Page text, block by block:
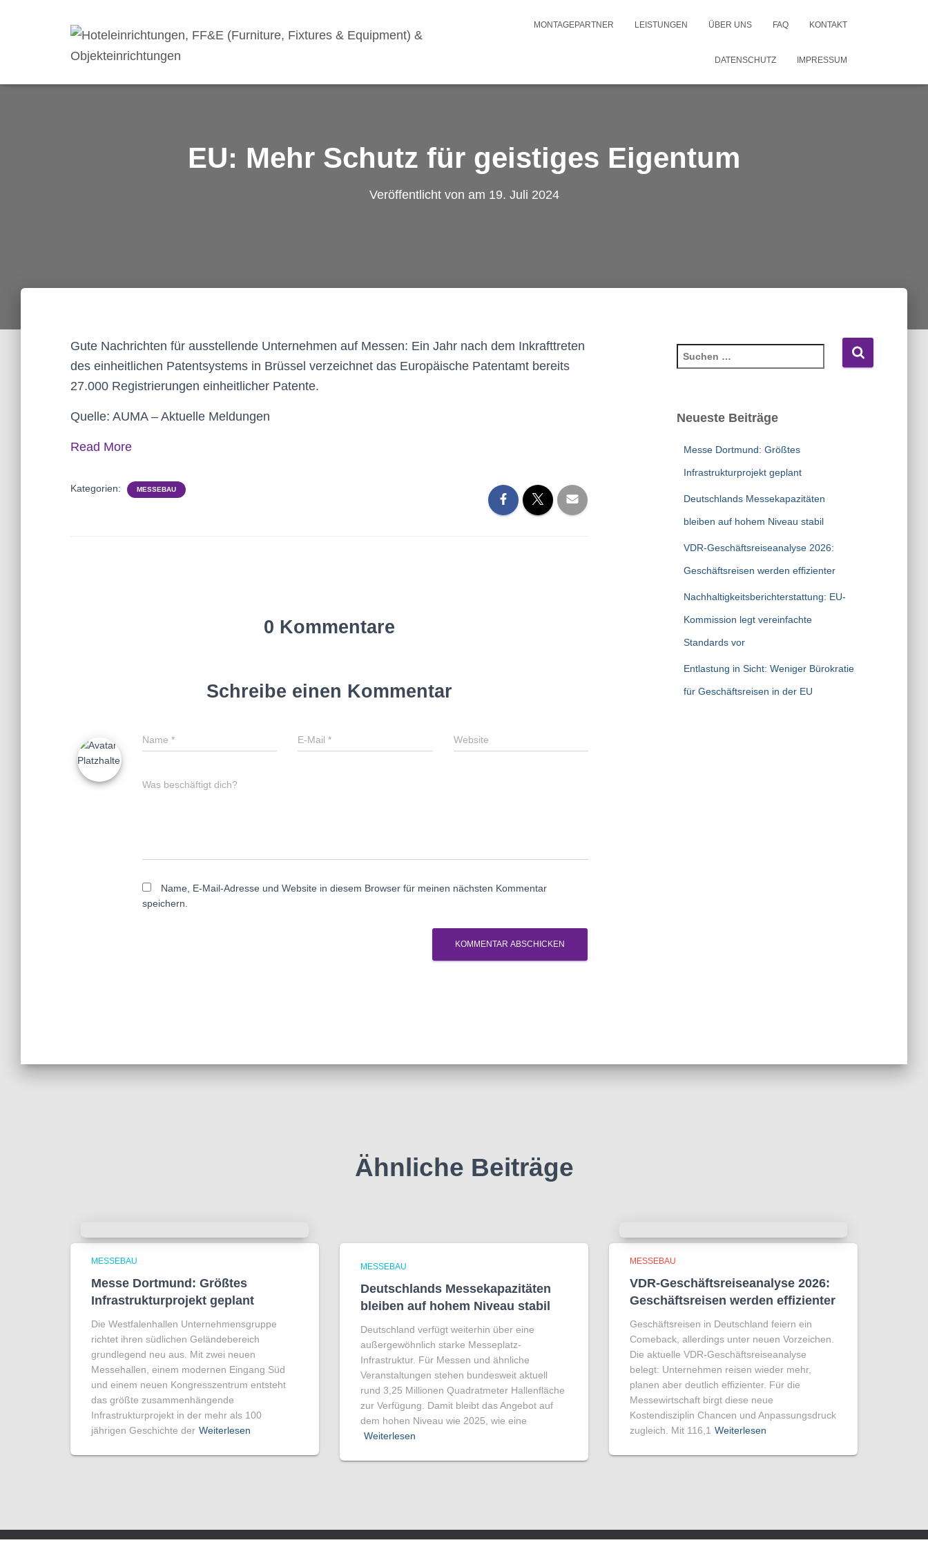
MONTAGEPARTNER LEISTUNGEN ÜBER UNS FAQ KONTAKT
DATENSCHUTZ IMPRESSUM
EU: Mehr Schutz für geistiges Eigentum
Veröffentlicht von am 19. Juli 2024
Gute Nachrichten für ausstellende Unternehmen auf Messen: Ein Jahr nach dem Inkrafttreten
des einheitlichen Patentsystems in Brüssel verzeichnet das Europäische Patentamt bereits
27.000 Registrierungen einheitlicher Patente.
Quelle: AUMA – Aktuelle Meldungen
Read More
Kategorien: MESSEBAU
0 Kommentare
Schreibe einen Kommentar
Name * E-Mail* Website
Was beschäftigt dich?
Name, E-Mail-Adresse und Website in diesem Browser für meinen nächsten Kommentar
speichern.
u
eNeueste Beiträge
Messe Dortmund: Größtes
Infrastrukturprojekt geplant
Deutschlands Messekapazitäten
bleiben auf hohem Niveau stabil
VDR-Geschäftsreiseanalyse 2026:
Geschäftsreisen werden effizienter
Nachhaltigkeitsberichterstattung: EU-
Kommission legt vereinfachte
Standards vor
Entlastung in Sicht: Weniger Bürokratie
für Geschäftsreisen in der EU
Ähnliche Beiträge
MESSEBAU
Messe Dortmund: Größtes
Infrastrukturprojekt geplant
Die Westfalenhallen Unternehmensgruppe
richtet ihren südlichen Geländebereich
grundlegend neu aus. Mit zwei neuen
Messehallen, einem modernen Eingang Süd
und einem neuen Kongresszentrum entsteht
das größte zusammenhängende
Infrastrukturprojekt in der mehr als 100
jährigen Geschichte der Weiterlesen
MESSEBAU
Deutschlands Messekapazitäten
bleiben auf hohem Niveau stabil
Deutschland verfügt weiterhin über eine
außergewöhnlich starke Messeplatz-
Infrastruktur. Für Messen und ähnliche
Veranstaltungen stehen bundesweit aktuell
rund 3,25 Millionen Quadratmeter Hallenfläche
zur Verfügung. Damit bleibt das Angebot auf
dem hohen Niveau wie 2025, wie eine
Weiterlesen
MESSEBAU
VDR-Geschäftsreiseanalyse 2026:
Geschäftsreisen werden effizienter
Geschäftsreisen in Deutschland feiern ein
Comeback, allerdings unter neuen Vorzeichen.
Die aktuelle VDR-Geschäftsreiseanalyse
belegt: Unternehmen reisen wieder mehr,
planen aber deutlich effizienter. Für die
Messewirtschaft birgt diese neue
Kostendisziplin Chancen und Anpassungsdruck
zugleich. Mit 116,1 Weiterlesen